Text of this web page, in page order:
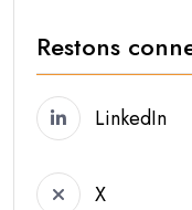
Restons
LinkedIn
X